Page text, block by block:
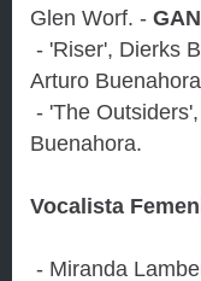
Glen Worf. -
- 'Riser', Dierks
Arturo
- 'The
Buenahora.
Vocalista
- Miranda